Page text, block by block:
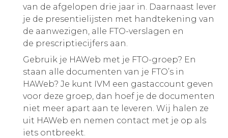
van de afgelopen drie jaar in. Daarnaast lever
je de presentielijsten met handtekening van
de aanwezigen, alle FTO-verslagen en
de prescriptiecijfers aan.
Gebruik je HAWeb met je FTO-groep? En
staan alle documenten van je FTO’s in
HAWeb? Je kunt IVM een gastaccount geven
voor deze groep, dan hoef je de documenten
niet meer apart aan te leveren. Wij halen ze
uit HAWeb en nemen contact met je op als
iets ontbreekt.